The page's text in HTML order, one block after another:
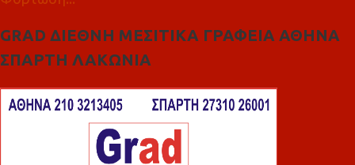
GRAD ΔΙΕΘΝΗ ΜΕΣΙΤΙΚΑ ΓΡΑΦΕΙΑ ΑΘΗΝΑ
ΣΠΑΡΤΗ ΛΑΚΩΝΙΑ